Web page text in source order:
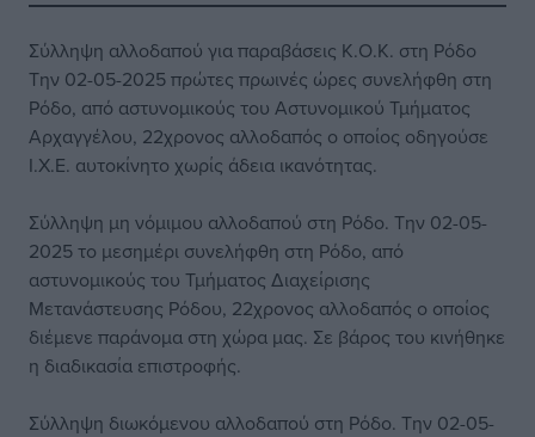
Σύλληψη αλλοδαπού για παραβάσεις Κ.Ο.Κ. στη Ρόδο
Την 02-05-2025 πρώτες πρωινές ώρες συνελήφθη στη
Ρόδο, από αστυνομικούς του Αστυνομικού Τμήματος
Αρχαγγέλου, 22χρονος αλλοδαπός ο οποίος οδηγούσε
Ι.Χ.Ε. αυτοκίνητο χωρίς άδεια ικανότητας.
Σύλληψη μη νόμιμου αλλοδαπού στη Ρόδο. Την 02-05-
2025 το μεσημέρι συνελήφθη στη Ρόδο, από
αστυνομικούς του Τμήματος Διαχείρισης
Μετανάστευσης Ρόδου, 22χρονος αλλοδαπός ο οποίος
διέμενε παράνομα στη χώρα μας. Σε βάρος του κινήθηκε
η διαδικασία επιστροφής.
Σύλληψη διωκόμενου αλλοδαπού στη Ρόδο. Την 02-05-